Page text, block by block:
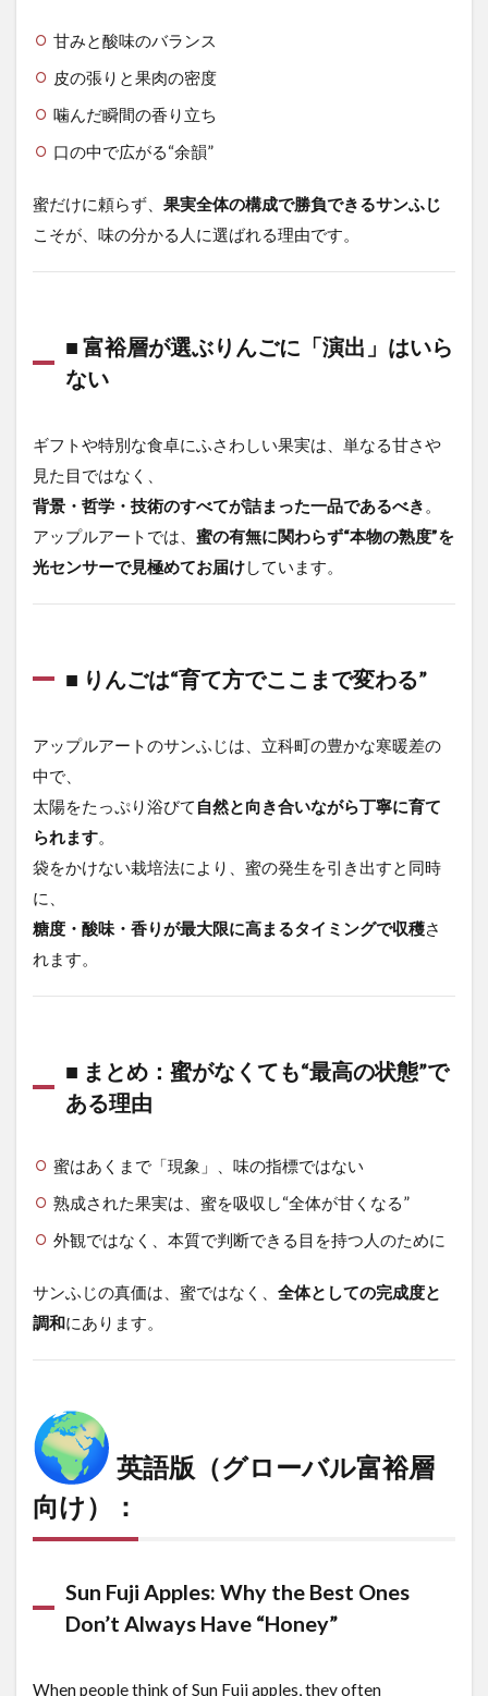
■ り
んご
は“育
でこ
で変
0.5
■ ま
て
も“最
高の
ある
理由
1
英語
版（グ
ローバ
層向
Sun Fuji
the Best
Always
Have
“Honey”
in an
of
“More
Honey
More
Flavor”
1.4
■
No
Just
Mastery.
Grown with
Appearance
1.6
■
Conclusion:
Honey Is a
Moment.
Flavor Is an
甘みと酸味のバランス
皮の張りと果肉の密度
噛んだ瞬間の香り立ち
口の中で広がる“余韻”
蜜だけに頼らず、 果実全体の構成で勝負できるサンふじ
こそが、味の分かる人に選ばれる理由です。
■ 富裕層が選ぶりんごに「演出」はいら
ない
ギフトや特別な食卓にふさわしい果実は、単なる甘さや
見た目ではなく、
背景・哲学・技術のすべてが詰まった一品であるべき
アップルアートでは、 蜜の有無に関わらず“本物の熟度”を
光センサーで見極めてお届けしています。
■ りんごは“育て方でここまで変わる”
アップルアートのサンふじは、立科町の豊かな寒暖差の
中で、
太陽をたっぷり浴びて 自然と向き合いながら丁寧に育て
られます
袋をかけない栽培法により、蜜の発生を引き出すと同時
に、
糖度・酸味・香りが最大限に高まるタイミングで収穫さ
れます。
■ まとめ：蜜がなくても“最高の状態”で
ある理由
蜜はあくまで「現象」、味の指標ではない
熟成された果実は、蜜を吸収し“全体が甘くなる”
外観ではなく、本質で判断できる目を持つ人のために
サンふじの真価は、蜜ではなく、 全体としての完成度と
調和にあります。
英語版（グローバル富裕層
向け）：
Sun Fuji Apples: Why the Best Ones
Don’t Always Have “Honey”
When people think of Sun Fuji apples, they often